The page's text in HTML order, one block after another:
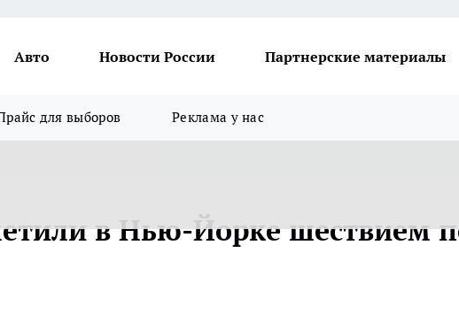
Авто Новости России Партнерские материалы
для выборов Реклама у нас
в Нью-Йорке шествием